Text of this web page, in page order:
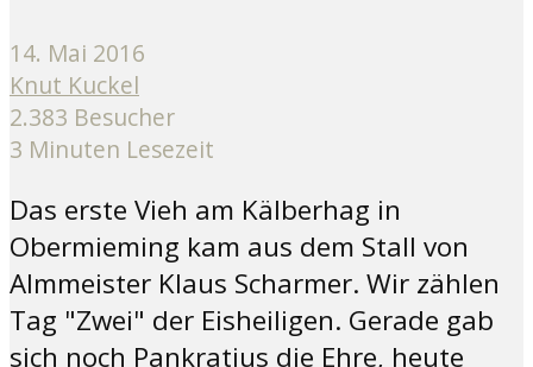
14. Mai 2016
Knut Kuckel
2.383 Besucher
3 Minuten Lesezeit
Das erste Vieh am Kälberhag in
Obermieming kam aus dem Stall von
Almmeister Klaus Scharmer. Wir zählen
Tag "Zwei" der Eisheiligen. Gerade gab
sich noch Pankratius die Ehre, heute